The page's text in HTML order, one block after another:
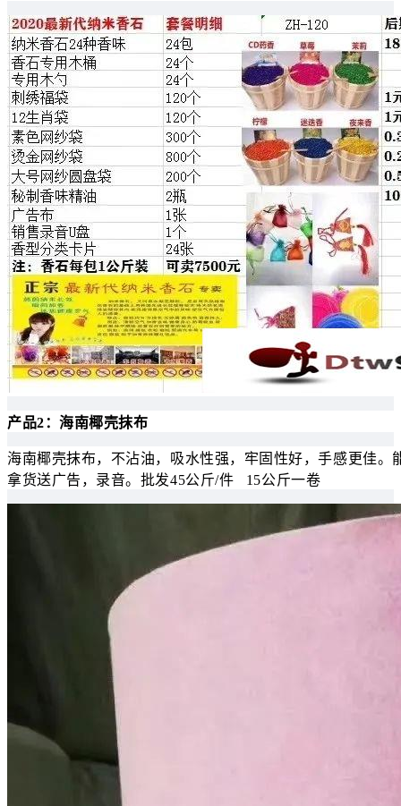
产品2：海南椰壳抹布
海南椰壳抹布，不沾油，吸水性强，牢固性好，手感更佳
拿货送广告，录音。批发45公斤/件 15公斤一卷